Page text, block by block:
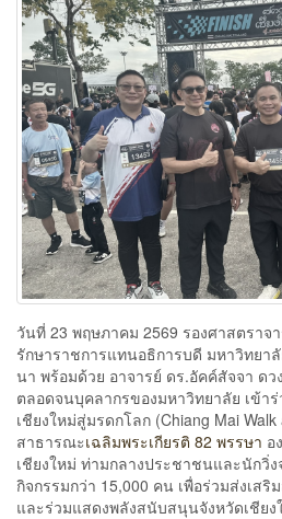
วันที่ 23 พฤษภาคม 2569 รองศาสตราจ
รักษาราชการแทนอธิการบดี มหาวิทยา
นา พร้อมด้วย อาจารย์ ดร.อัคค์สัจจา ด
ตลอดจนบุคลากรของมหาวิทยาลัย เข้าร่
เชียงใหม่สู่มรดกโลก (Chiang Mai
สาธารณะเฉลิมพระเกียรติ 82 พรรษา อ
เชียงใหม่ ท่ามกลางประชาชนและนักวิ่ง
กิจกรรมกว่า 15,000 คน เพื่อร่วมส่งเส
และร่วมแสดงพลังสนับสนุนจังหวัดเชียง